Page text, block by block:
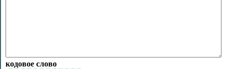
кодовое слово